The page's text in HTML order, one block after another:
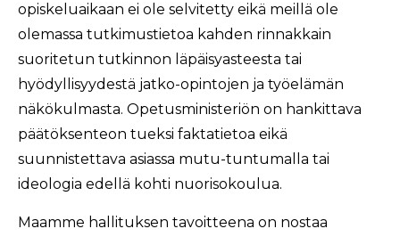
opiskeluaikaan ei ole selvitetty eikä meillä ole
olemassa tutkimustietoa kahden rinnakkain
suoritetun tutkinnon läpäisyasteesta tai
hyödyllisyydestä jatko-opintojen ja työelämän
näkökulmasta. Opetusministeriön on hankittava
päätöksenteon tueksi faktatietoa eikä
suunnistettava asiassa mutu-tuntumalla tai
ideologia edellä kohti nuorisokoulua.
Maamme hallituksen tavoitteena on nostaa